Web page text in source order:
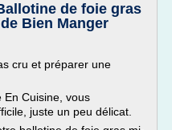
de foie gras
Bien Manger
cru et préparer une
En Cuisine, vous
juste un peu délicat.